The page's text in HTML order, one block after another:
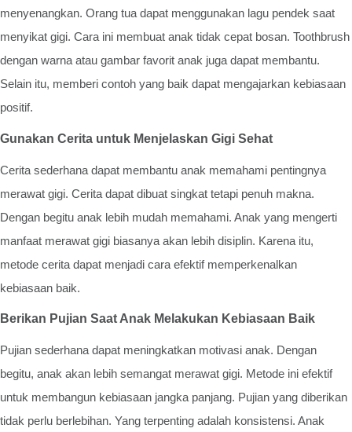
menyenangkan. Orang tua dapat menggunakan lagu pendek saat
menyikat gigi. Cara ini membuat anak tidak cepat bosan. Toothbrush
dengan warna atau gambar favorit anak juga dapat membantu.
Selain itu, memberi contoh yang baik dapat mengajarkan kebiasaan
positif.
Gunakan Cerita untuk Menjelaskan Gigi Sehat
Cerita sederhana dapat membantu anak memahami pentingnya
merawat gigi. Cerita dapat dibuat singkat tetapi penuh makna.
Dengan begitu anak lebih mudah memahami. Anak yang mengerti
manfaat merawat gigi biasanya akan lebih disiplin. Karena itu,
metode cerita dapat menjadi cara efektif memperkenalkan
kebiasaan baik.
Berikan Pujian Saat Anak Melakukan Kebiasaan Baik
Pujian sederhana dapat meningkatkan motivasi anak. Dengan
begitu, anak akan lebih semangat merawat gigi. Metode ini efektif
untuk membangun kebiasaan jangka panjang. Pujian yang diberikan
tidak perlu berlebihan. Yang terpenting adalah konsistensi. Anak